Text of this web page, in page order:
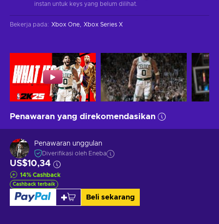
instan untuk keys yang belum dilihat.
Bekerja pada: Xbox One Xbox Series X
Penawaran yang direkomendasikan
Penawaran unggulan
Diverifikasi oleh Eneba
US$10,34
14% Cashback
Cashback terbaik
Beli sekarang